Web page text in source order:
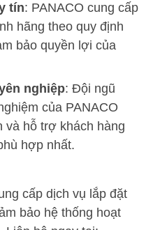
tín: PANACO cung cấp
hãng theo quy định
bảo quyền lợi của
nghiệp: Đội ngũ
của PANACO
và hỗ trợ khách hàng
hợp nhất.
cấp dịch vụ lắp đặt
bảo hệ thống hoạt